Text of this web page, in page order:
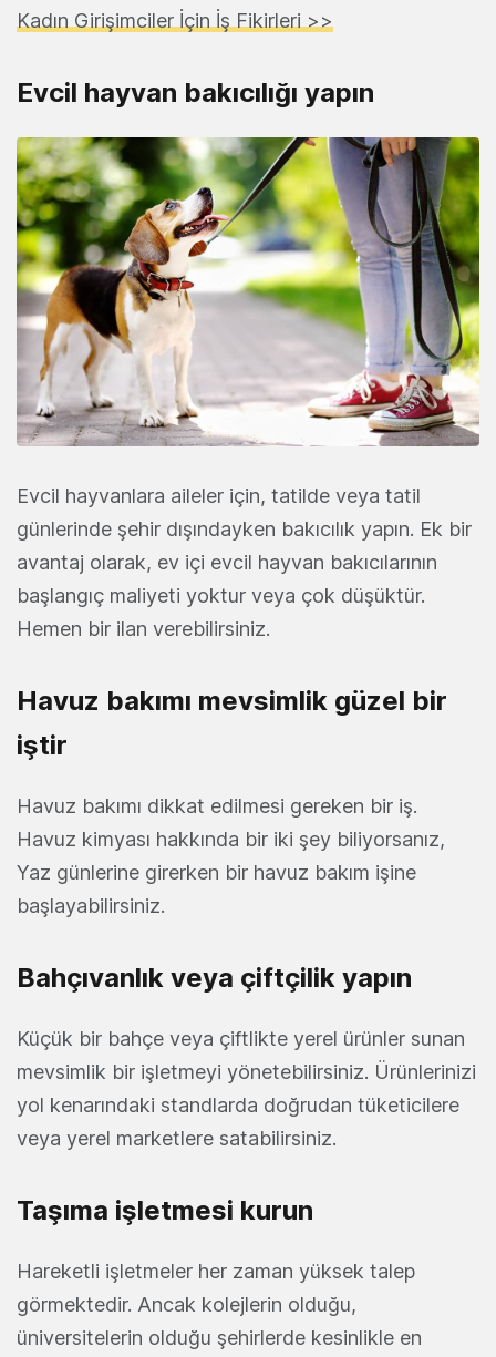
Kadın Girişimciler İçin İş Fikirleri >>
Evcil hayvan bakıcılığı yapın
Evcil hayvanlara aileler için, tatilde veya tatil
günlerinde şehir dışındayken bakıcılık yapın. Ek bir
avantaj olarak, ev içi evcil hayvan bakıcılarının
başlangıç maliyeti yoktur veya çok düşüktür.
Hemen bir ilan verebilirsiniz.
Havuz bakımı mevsimlik güzel bir
iştir
Havuz bakımı dikkat edilmesi gereken bir iş.
Havuz kimyası hakkında bir iki şey biliyorsanız,
Yaz günlerine girerken bir havuz bakım işine
başlayabilirsiniz.
Bahçıvanlık veya çiftçilik yapın
Küçük bir bahçe veya çiftlikte yerel ürünler sunan
mevsimlik bir işletmeyi yönetebilirsiniz. Ürünlerinizi
yol kenarındaki standlarda doğrudan tüketicilere
veya yerel marketlere satabilirsiniz.
Taşıma işletmesi kurun
Hareketli işletmeler her zaman yüksek talep
görmektedir. Ancak kolejlerin olduğu,
üniversitelerin olduğu şehirlerde kesinlikle en